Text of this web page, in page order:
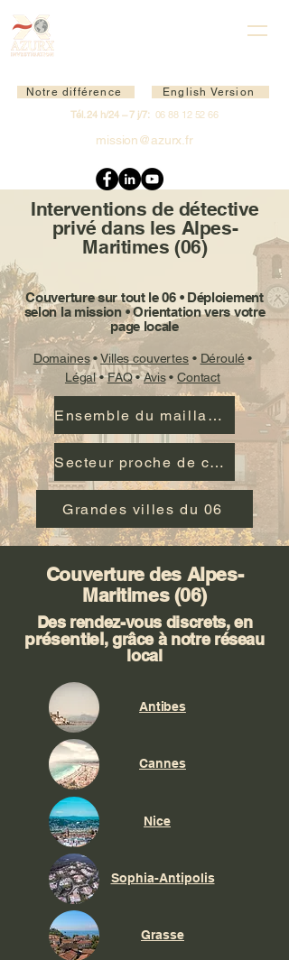
Tél. 24 h/24 – 7 j/7: 06 88 12 52 66
Notre différence English Version
mission@azurx.fr
Interventions de détective
privé dans les Alpes-
Maritimes (06)
Couverture sur tout le 06 • Déploiement
selon la mission • Orientation vers votre
page locale
Domaines•Villes couvertes• Déroulé•
Légal•FAQ•Avis•Contact
Ensemble du maillage local
Secteur proche de chez vous
Grandes villes du 06
Couverture des Alpes-
Maritimes (06)
Des rendez-vous discrets, en
présentiel, grâce à notre réseau
local
Antibes
Cannes
Nice
Sophia-Antipolis
Grasse